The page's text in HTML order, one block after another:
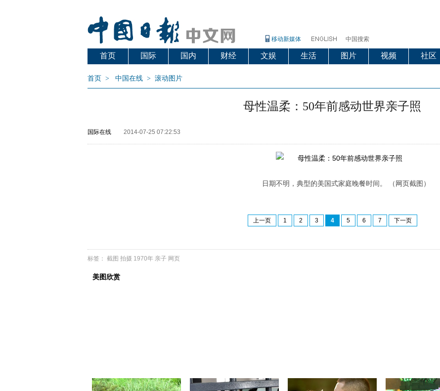
移动新媒体 中国搜索
首页 国际 国内 财经 文娱 生活 图片 视频 社区
首页 > 中国在线 > 滚动图片
母性温柔：50年前感动世界亲子照
国际在线 2014-07-25 07:22:53
日期不明，典型的美国式家庭晚餐时间。 （网页截图）
上一页 1 2 3 4 5 6 7 下一页
标签： 截图 拍摄 1970年 亲子 网页
美图欣赏